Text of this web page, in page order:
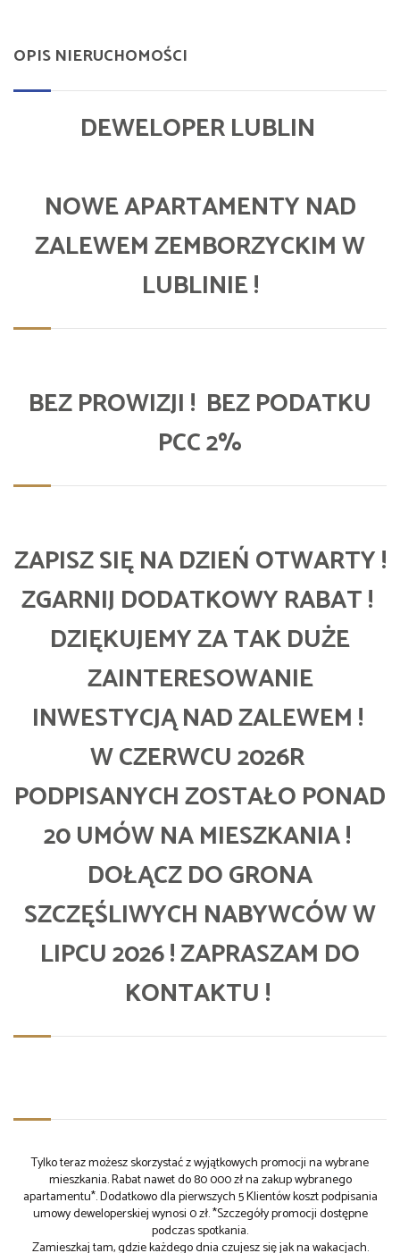
OPIS NIERUCHOMOŚCI
DEWELOPER LUBLIN
NOWE APARTAMENTY NAD
ZALEWEM ZEMBORZYCKIM W
LUBLINIE !
BEZ PROWIZJI ! BEZ PODATKU
PCC 2%
ZAPISZ SIĘ NA DZIEŃ OTWARTY !
ZGARNIJ DODATKOWY RABAT !
DZIĘKUJEMY ZA TAK DUŻE
ZAINTERESOWANIE
INWESTYCJĄ NAD ZALEWEM !
W CZERWCU 2026R
PODPISANYCH ZOSTAŁO PONAD
20 UMÓW NA MIESZKANIA !
DOŁĄCZ DO GRONA
SZCZĘŚLIWYCH NABYWCÓW W
LIPCU 2026 ! ZAPRASZAM DO
KONTAKTU !
Tylko teraz możesz skorzystać z wyjątkowych promocji na wybrane
mieszkania. Rabat nawet do 80 000 zł na zakup wybranego
apartamentu*. Dodatkowo dla pierwszych 5 Klientów koszt podpisania
umowy deweloperskiej wynosi 0 zł. *Szczegóły promocji dostępne
podczas spotkania.
Zamieszkaj tam, gdzie każdego dnia czujesz się jak na wakacjach.